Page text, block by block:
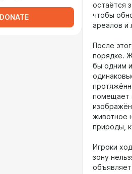
DONATE
остаётся
чтобы
ареалов и
После
порядке.
бы одним
помещает
животное
природы,
Игроки
зону